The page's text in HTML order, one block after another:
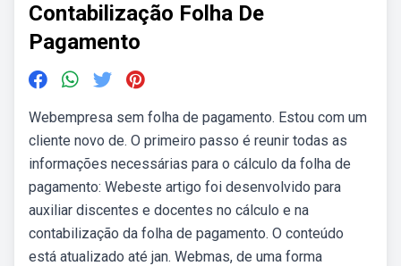
Contabilização Folha De
Pagamento
Webempresa sem folha de pagamento. Estou com um
cliente novo de. O primeiro passo é reunir todas as
informações necessárias para o cálculo da folha de
pagamento: Webeste artigo foi desenvolvido para
auxiliar discentes e docentes no cálculo e na
contabilização da folha de pagamento. O conteúdo
está atualizado até jan. Webmas, de uma forma